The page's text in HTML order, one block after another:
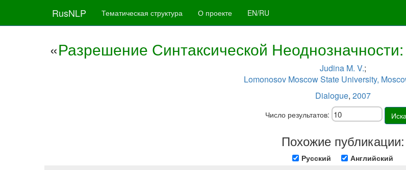
RusNLP Тематическая структура О проекте EN/RU
«Разрешение Синтаксической
Judina M. V.;
Lomonosov Moscow State University,
Dialogue, 2007
Число результатов:
Похожие публикации:
Русский Английский